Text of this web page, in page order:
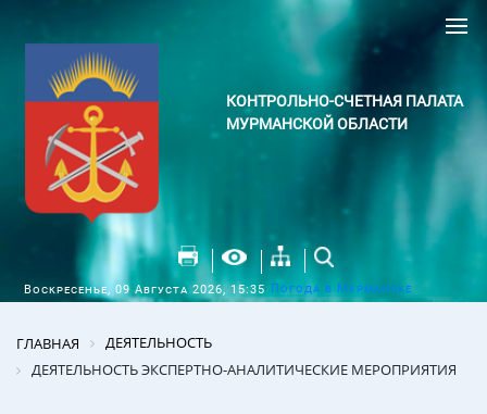
КОНТРОЛЬНО-СЧЕТНАЯ ПАЛАТА
МУРМАНСКОЙ ОБЛАСТИ
Воскресенье, 09 Августа 2026, 15:35 Погода в Мурманске
ГЛАВНАЯ
ДЕЯТЕЛЬНОСТЬ
ДЕЯТЕЛЬНОСТЬ ЭКСПЕРТНО-АНАЛИТИЧЕСКИЕ МЕРОПРИЯТИЯ